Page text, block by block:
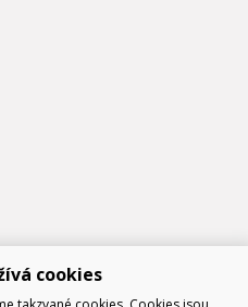
cookies